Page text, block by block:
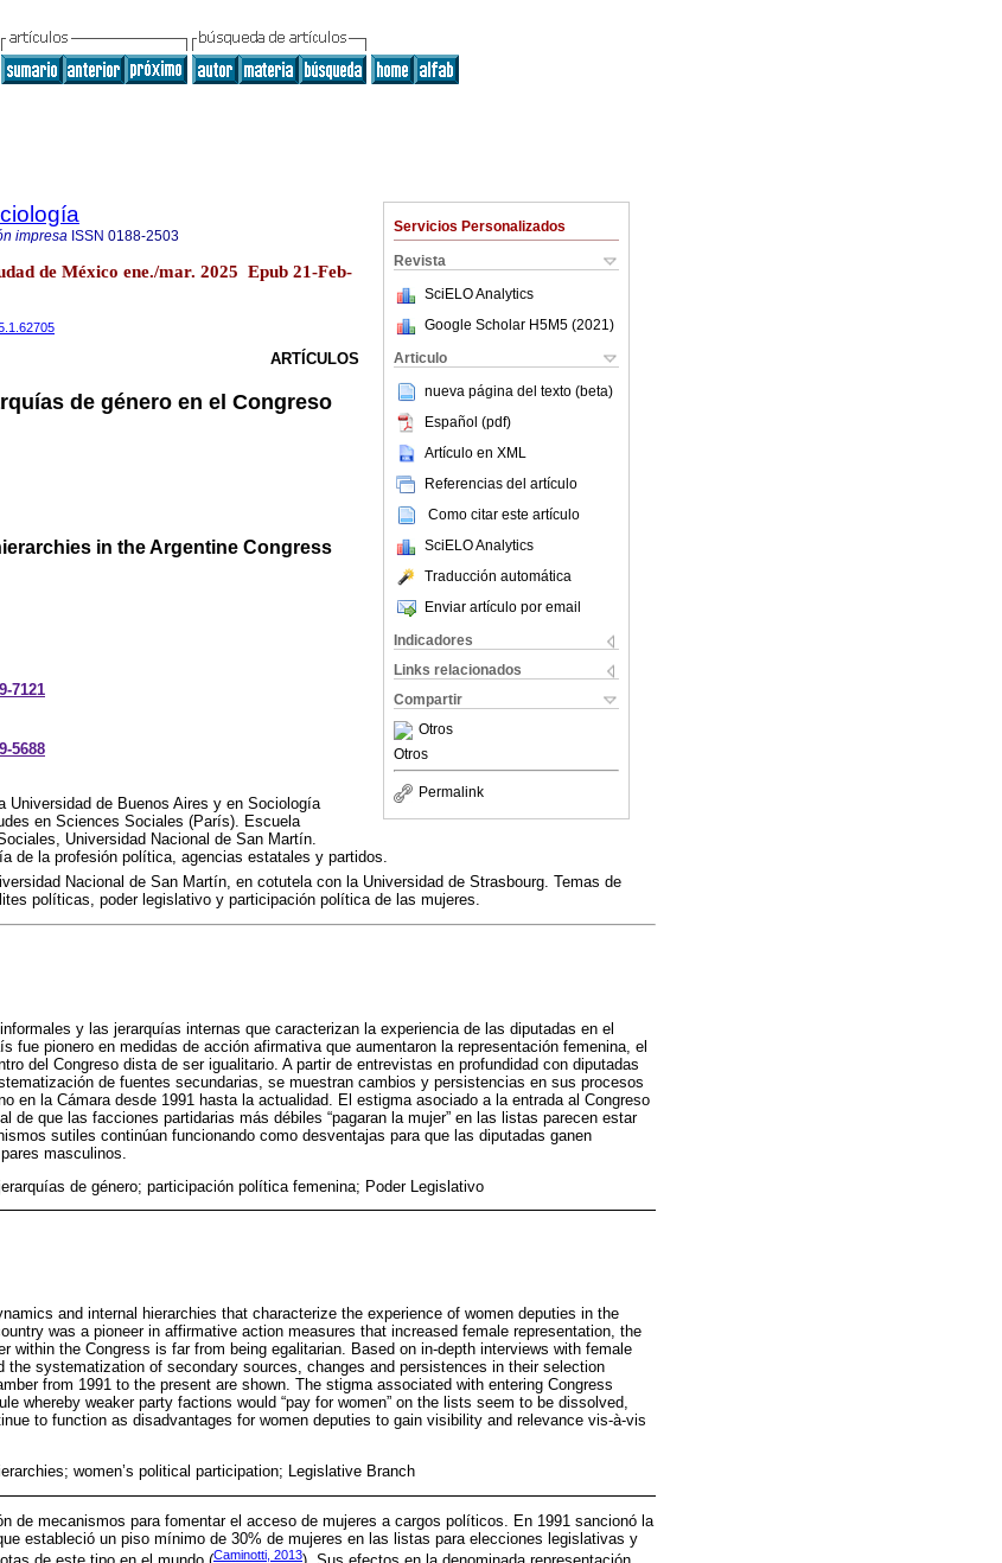
Servicios Personalizados
Revista
SciELO Analytics
Google Scholar H5M5 (2021 )
Articulo
nueva página del texto (beta)
Español (pdf)
Artículo en XML
Referencias del artículo
Como citar este artículo
SciELO Analytics
Traducción automática
Enviar artículo por email
Indicadores
Links relacionados
Compartir
Otros
Otros
Permalink
impresa ISSN 0188-2503
de México ene./mar. 2025 Epub 21-Feb-
ARTÍCULOS
de género en el Congreso
in the Argentine Congress
7121
5688
Universidad de Buenos Aires y en Sociología
en Sciences Sociales (París). Escuela
Universidad Nacional de San Martín.
de la profesión política, agencias estatales y partidos.
Nacional de San Martín, en cotutela con la Universidad de Strasbourg. Temas de
políticas, poder legislativo y participación política de las mujeres.
y las jerarquías internas que caracterizan la experiencia de las diputadas en el
fue pionero en medidas de acción afirmativa que aumentaron la representación femenina, el
del Congreso dista de ser igualitario. A partir de entrevistas en profundidad con diputadas
de fuentes secundarias, se muestran cambios y persistencias en sus procesos
en la Cámara desde 1991 hasta la actualidad. El estigma asociado a la entrada al Congreso
de que las facciones partidarias más débiles “pagaran la mujer” en las listas parecen estar
sutiles continúan funcionando como desventajas para que las diputadas ganen
masculinos.
de género; participación política femenina; Poder Legislativo
and internal hierarchies that characterize the experience of women deputies in the
was a pioneer in affirmative action measures that increased female representation, the
within the Congress is far from being egalitarian. Based on in-depth interviews with female
the systematization of secondary sources, changes and persistences in their selection
from 1991 to the present are shown. The stigma associated with entering Congress
whereby weaker party factions would “pay for women” on the lists seem to be dissolved,
to function as disadvantages for women deputies to gain visibility and relevance vis-à-vis
women’s political participation; Legislative Branch
de mecanismos para fomentar el acceso de mujeres a cargos políticos. En 1991 sancionó la
estableció un piso mínimo de 30% de mujeres en las listas para elecciones legislativas y
Caminotti, 2013